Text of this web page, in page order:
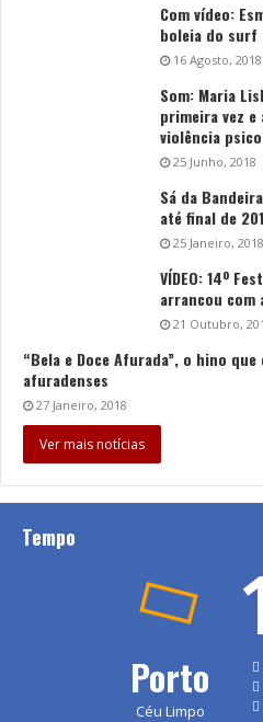
Com vídeo:
boleia do surf
16 Agosto, 2018
Som: Maria
primeira vez
violência
25 Junho, 2018
Sá da
até final de
25 Janeiro, 2018
VÍDEO: 14º
arrancou com
21 Outubro,
“Bela e Doce Afurada”, o hino
afuradenses
27 Janeiro, 2018
Ver mais notícias
Tempo
Porto
Céu Limpo